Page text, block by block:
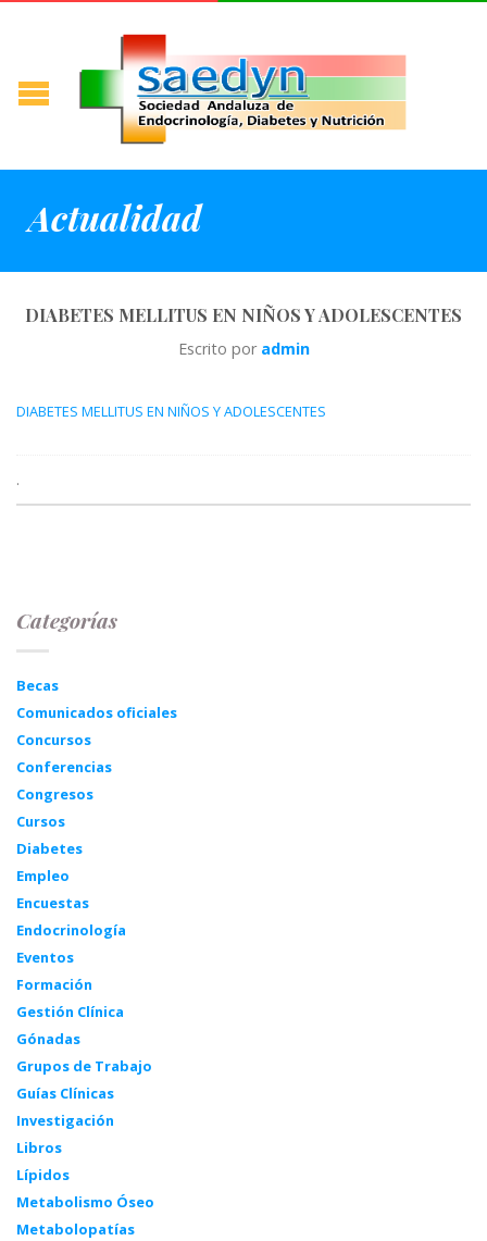
Actualidad
DIABETES MELLITUS EN NIÑOS Y ADOLESCENTES
Escrito por admin
DIABETES MELLITUS EN NIÑOS Y ADOLESCENTES
.
Categorías
Becas
Comunicados oficiales
Concursos
Conferencias
Congresos
Cursos
Diabetes
Empleo
Encuestas
Endocrinología
Eventos
Formación
Gestión Clínica
Gónadas
Grupos de Trabajo
Guías Clínicas
Investigación
Libros
Lípidos
Metabolismo Óseo
Metabolopatías